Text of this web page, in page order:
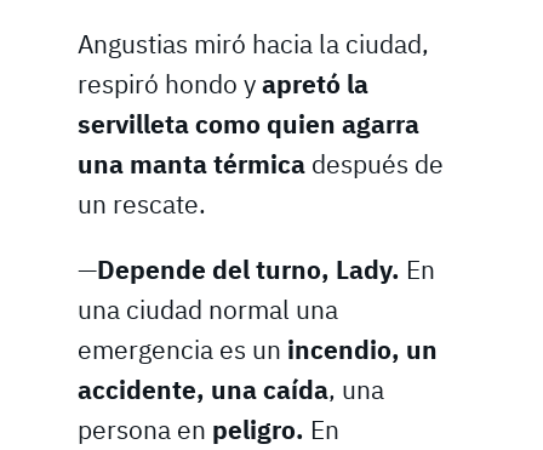
Angustias miró hacia la ciudad,
respiró hondo yapretó la
servilleta como quien agarra
una manta térmica después de
un rescate.
—Depende del turno, Lady. En
una ciudad normal una
emergencia es un incendio, un
accidente, una caída, una
persona en peligro. En